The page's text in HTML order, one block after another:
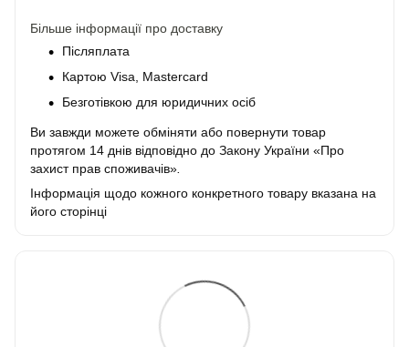
Більше інформації про доставку
Післяплата
Картою Visa, Mastercard
Безготівкою для юридичних осіб
Ви завжди можете обміняти або повернути товар
протягом 14 днів відповідно до Закону України «Про
захист прав споживачів»
Інформація щодо кожного конкретного товару вказана на
його сторінці